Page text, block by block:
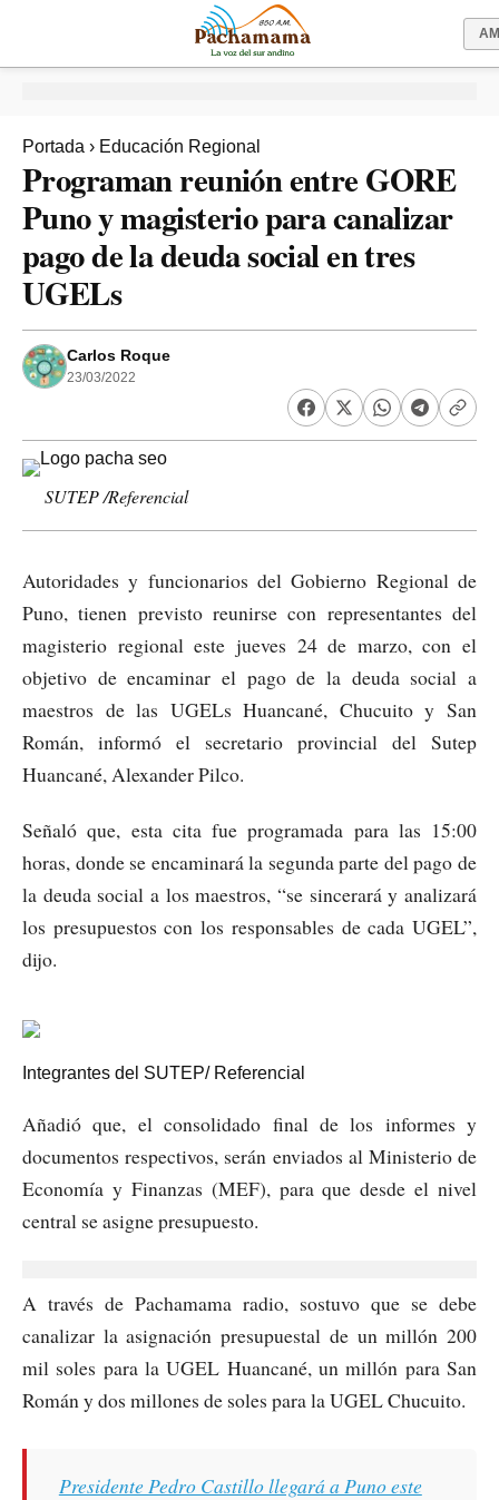
Portada › Educación Regional
Programan reunión entre GORE
Puno y magisterio para canalizar
pago de la deuda social en tres
UGELs
Carlos Roque
23/03/2022
SUTEP /Referencial
Autoridades y funcionarios del Gobierno Regional de
Puno, tienen previsto reunirse con representantes del
magisterio regional este jueves 24 de marzo, con el
objetivo de encaminar el pago de la deuda social a
maestros de las UGELs Huancané, Chucuito y San
Román, informó el secretario provincial del Sutep
Huancané, Alexander Pilco.
Señaló que, esta cita fue programada para las 15:00
horas, donde se encaminará la segunda parte del pago de
la deuda social a los maestros, “se sincerará y analizará
los presupuestos con los responsables de cada UGEL”,
dijo.
Integrantes del SUTEP/ Referencial
Añadió que, el consolidado final de los informes y
documentos respectivos, serán enviados al Ministerio de
Economía y Finanzas (MEF), para que desde el nivel
central se asigne presupuesto.
A través de Pachamama radio, sostuvo que se debe
canalizar la asignación presupuestal de un millón 200
mil soles para la UGEL Huancané, un millón para San
Román y dos millones de soles para la UGEL Chucuito.
Presidente Pedro Castillo llegará a Puno este